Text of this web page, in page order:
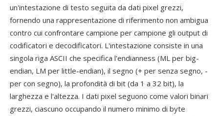
un'intestazione di testo seguita da dati pixel grezzi,
fornendo una rappresentazione di riferimento non ambigua
contro cui confrontare campione per campione gli output di
codificatori e decodificatori. L'intestazione consiste in una
singola riga ASCII che specifica l'endianness (ML per big-
endian, LM per little-endian), il segno (+ per senza segno, -
per con segno), la profondità di bit (da 1 a 32 bit), la
larghezza e l'altezza. I dati pixel seguono come valori binari
grezzi, ciascuno occupando il numero minimo di byte